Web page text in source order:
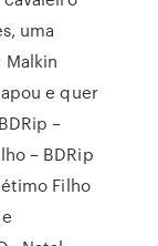
uma
e quer
–
– BDRip
Filho